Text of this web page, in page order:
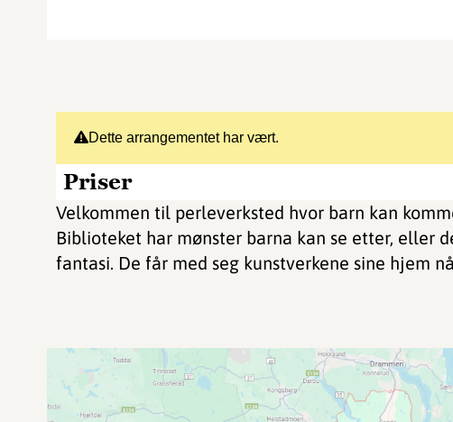
Dette arrangementet har vært.
Priser
Velkommen til perleverksted hvor barn kan
Biblioteket har mønster barna kan se etter, eller
fantasi. De får med seg kunstverkene sine hjem